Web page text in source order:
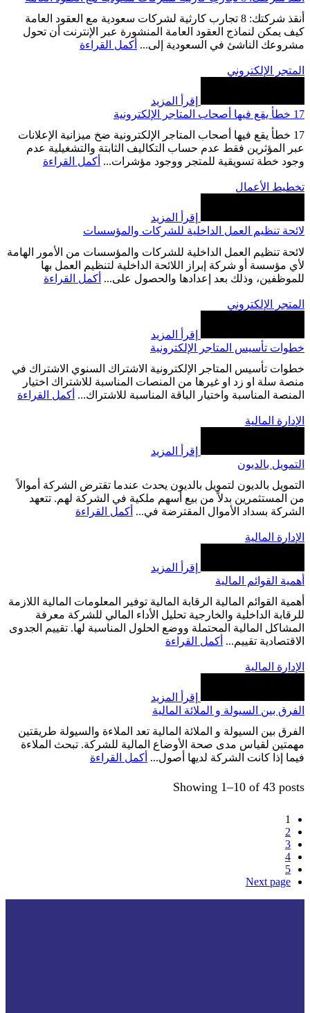
أنقذ شركتك: 8 تجارب كارثية لشركات سعودية مع العقود العامة
كيف يمكن لنماذج العقود العامة المنشورة عبر الإنترنت أن تحول
مشروعك الناشئ في السعودية إلى... أكمل القراءة
المتجر الإلكتروني
إقرأ المزيد
17 خطأ يقع فيها أصحاب المتاجر الإلكترونية
17 خطأ يقع فيها أصحاب المتاجر الإلكترونية ضخ ميزانية الإعلانات
عبر المؤثرين فقط عدم حساب التكاليف الثابتة والتشغيلية عدم
وجود خطة تسويقية للمتجر ووجود مؤشرات... أكمل القراءة
تخطيط الأعمال
إقرأ المزيد
لائحة تنظيم العمل الداخلية للشركات والمؤسسات
لائحة تنظيم العمل الداخلية للشركات والمؤسسات من الأمور الهامة
لأي مؤسسة أو شركة إبراز اللائحة الداخلية لتنظيم العمل بها
للموظفين، وذلك بعد إعدادها والحصول على... أكمل القراءة
المتجر الإلكتروني
إقرأ المزيد
خطوات تأسيس المتاجر الإلكترونية
خطوات تأسيس المتاجر الإلكترونية الاشتراك السنوي الاشتراك في
منصة سلة او زد او غيرها من المنصات المناسبة للاشتراك اختيار
المنصة المناسبة واختيار الباقة المناسبة للاشتراك... أكمل القراءة
الإدارة المالية
إقرأ المزيد
التمويل بالديون
التمويل بالديون لتمويل بالديون يحدث عندما تقترض الشركة أموالاً
من المستثمرين بدلاً من بيع أسهم ملكية في الشركة لهم. تتعهد
الشركة بسداد الأموال المقترضة في... أكمل القراءة
الإدارة المالية
إقرأ المزيد
‏أهمية القوائم المالية
‏أهمية القوائم المالية الرقابة المالية توفير المعلومات المالية اللازمة
للرقابة الداخلية والخارجية تحليل الأداء المالي للشركة معرفة
المشاكل المالية المحتملة ووضع الحلول المناسبة لها. تقييم الجدوى
الاقتصادية تقييم... أكمل القراءة
الإدارة المالية
إقرأ المزيد
الفرق بين السيولة و الملائة المالية
الفرق بين السيولة و الملائة المالية تعد الملاءة والسيولة طريقتين
مهمتين لقياس مدى صحة الأوضاع المالية للشركة. تبحث الملاءة
فيما إذا كانت الشركة لديها أصول... أكمل القراءة
Showing 1–10 of 43 posts
1
2
3
4
5
Next page